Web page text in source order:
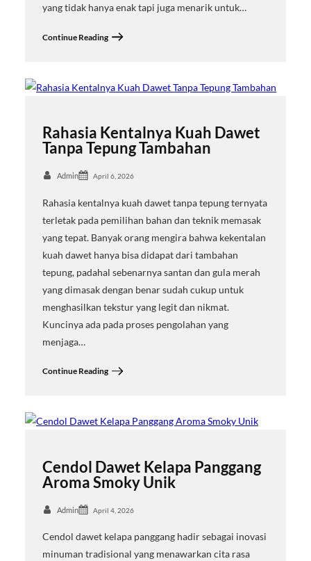
yang tidak hanya enak tapi juga menarik untuk…
Continue Reading
Rahasia Kentalnya Kuah Dawet
Tanpa Tepung Tambahan
Admin April 6, 2026
Rahasia kentalnya kuah dawet tanpa tepung ternyata
terletak pada pemilihan bahan dan teknik memasak
yang tepat. Banyak orang mengira bahwa kekentalan
kuah dawet hanya bisa didapat dari tambahan
tepung, padahal sebenarnya santan dan gula merah
yang dimasak dengan benar sudah cukup untuk
menghasilkan tekstur yang legit dan nikmat.
Kuncinya ada pada proses pengolahan yang
menjaga…
Continue Reading
Cendol Dawet Kelapa Panggang
Aroma Smoky Unik
Admin April 4, 2026
Cendol dawet kelapa panggang hadir sebagai inovasi
minuman tradisional yang menawarkan cita rasa